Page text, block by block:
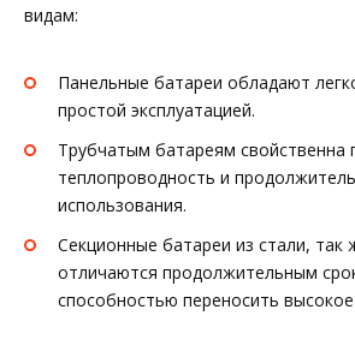
видам:
Панельные батареи обладают
простой эксплуатацией.
Трубчатым батареям свойственна
теплопроводность и
использования.
Секционные батареи из стали, так
отличаются продолжительным
способностью переносить